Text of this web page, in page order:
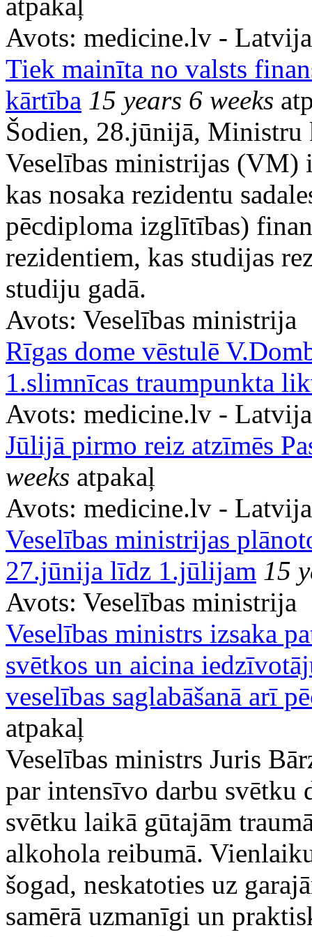
Avots: medicine.lv -
Tiek mainīta no valsts
kārtība 15 years 6 weeks
Šodien, 28.jūnijā, Ministru
Veselības ministrijas (VM)
kas nosaka rezidentu
pēcdiploma izglītības)
rezidentiem, kas studijas
studiju gadā.
Avots: Veselības ministrija
Rīgas dome vēstulē
1.slimnīcas traumpunkta
Avots: medicine.lv -
Jūlijā pirmo reiz atzīmēs
weeks atpakaļ
Avots: medicine.lv -
Veselības ministrijas
27.jūnija līdz 1.jūlijam 15
Avots: Veselības ministrija
Veselības ministrs izsaka
svētkos un aicina
veselības saglabāšanā arī
atpakaļ
Veselības ministrs Juris
par intensīvo darbu svētku
svētku laikā gūtajām
alkohola reibumā.
šogad, neskatoties uz
samērā uzmanīgi un